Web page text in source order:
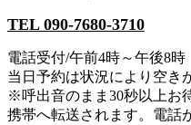
TEL 090-7680-3710
電話受付/午前4時～午後8時
当日予約は状況により空き
※呼出音のまま30秒以上お
携帯へ転送されます。電話